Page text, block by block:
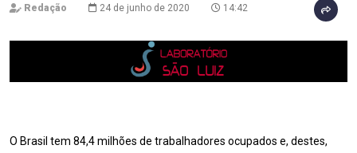
Redação 24 de junho de 2020 14:42
O Brasil tem 84,4 milhões de trabalhadores ocupados e, destes,